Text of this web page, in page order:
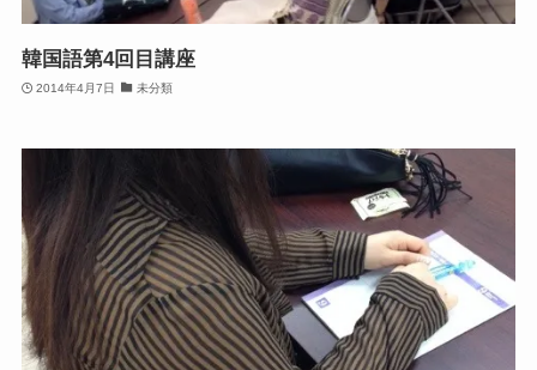
韓国語第4回目講座
2014年4月7日 未分類